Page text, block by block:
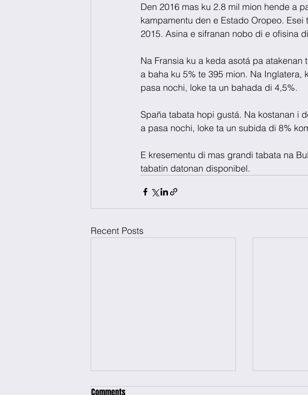
Den 2016 mas ku 2.8 mil mion hende a
kampamentu den e Estado Oropeo.
2015. Asina e sifranan nobo di e ofisina
Na Fransia ku a keda asotá pa
a baha ku 5% te 395 mion. Na Inglatera,
pasa nochi, loke ta un bahada di 4,5%.
Spaña tabata hopi gustá. Na kostanan i
a pasa nochi, loke ta un subida di 8%
E kresementu di mas grandi tabata na
tabatin datonan disponibel.
Recent Posts
Comments